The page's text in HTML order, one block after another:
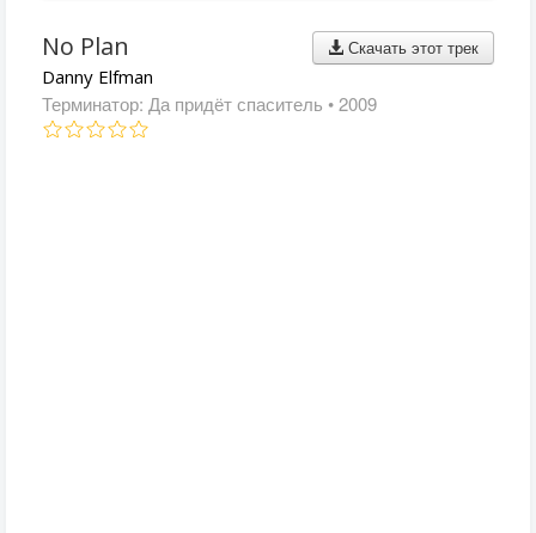
Скачать этот трек
No Plan
Danny Elfman
Терминатор: Да придёт спаситель • 2009